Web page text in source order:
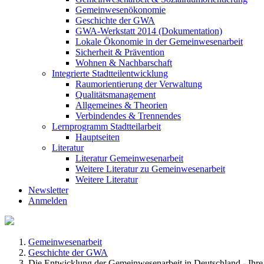
Gemeinwesenökonomie
Geschichte der GWA
GWA-Werkstatt 2014 (Dokumentation)
Lokale Ökonomie in der Gemeinwesenarbeit
Sicherheit & Prävention
Wohnen & Nachbarschaft
Integrierte Stadtteilentwicklung
Raumorientierung der Verwaltung
Qualitätsmanagement
Allgemeines & Theorien
Verbindendes & Trennendes
Lernprogramm Stadtteilarbeit
Hauptseiten
Literatur
Literatur Gemeinwesenarbeit
Weitere Literatur zu Gemeinwesenarbeit
Weitere Literatur
Newsletter
Anmelden
Gemeinwesenarbeit
Geschichte der GWA